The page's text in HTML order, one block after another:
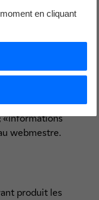
: message,
aux lois et
utiliser un des
obtenir
d'EDF, en
«informations
webmestre.
produit les
en cliquant